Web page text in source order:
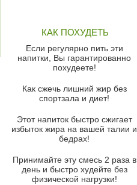
красного перца
Парижский луковый суп
Суп из спаржи и горошка с
Суп-крем из цветной капусты
Французский луковый суп
Суп из баклажанов с моцареллой
Грибной крем-суп с кростини с
козьим сыром
КАК ПОХУДЕТЬ
Если регулярно пить эти
напитки, Вы гарантированно
похудеете!
Как сжечь лишний жир без
спортзала и диет!
Этот напиток быстро сжигает
избыток жира на вашей талии и
бедрах!
Принимайте эту смесь 2 раза в
день и быстро худейте без
физической нагрузки!